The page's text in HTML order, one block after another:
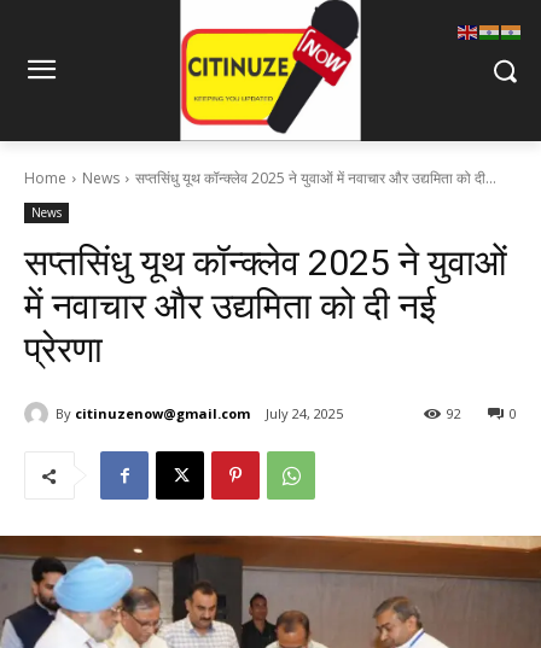
Home News सप्तसिंधु यूथ कॉन्क्लेव 2025 ने युवाओं में नवाचार और उद्यमिता को दी...
News
सप्तसिंधु यूथ कॉन्क्लेव 2025 ने युवाओं
में नवाचार और उद्यमिता को दी नई
प्रेरणा
By citinuzenow@gmail.com July 24, 2025 0
92